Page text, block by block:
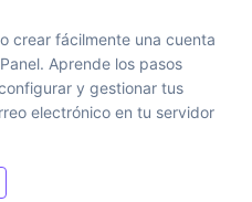
crear fácilmente una cuenta
Aprende los pasos
y gestionar tus
electrónico en tu servidor